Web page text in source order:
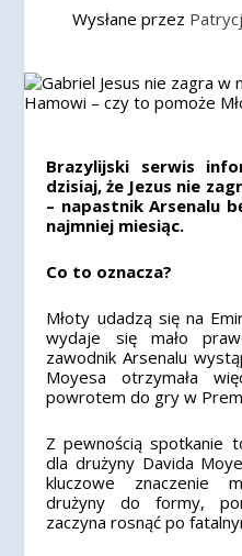
Wysłane przez
Brazylijski serwis
dzisiaj, że Jezus nie
– napastnik Arsenalu
najmniej miesiąc.
Co to oznacza?
Młoty udadzą się na
wydaje się mało
zawodnik Arsenalu
Moyesa otrzymała
powrotem do gry w
Z pewnością spotkanie
dla drużyny Davida
kluczowe znaczenie
drużyny do formy,
zaczyna rosnąć po